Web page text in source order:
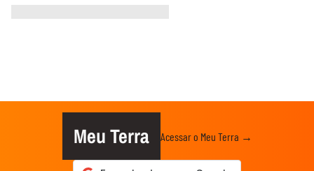
Meu Terra Acessar o Meu Terra →